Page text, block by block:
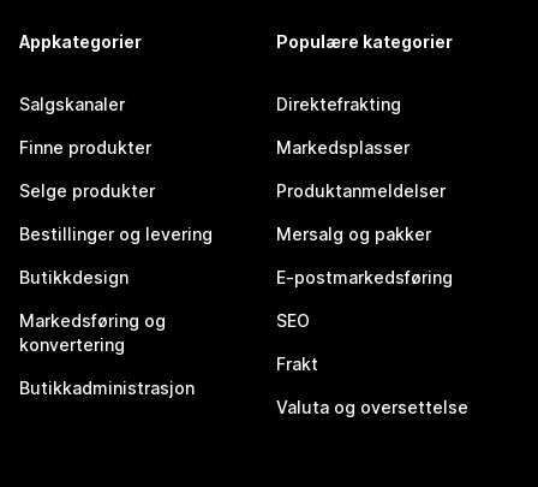
Appkategorier
Salgskanaler
Finne produkter
Selge produkter
Bestillinger og levering
Butikkdesign
Markedsføring og
konvertering
Butikkadministrasjon
Populære kategorier
Direktefrakting
Markedsplasser
Produktanmeldelser
Mersalg og pakker
E-postmarkedsføring
SEO
Frakt
Valuta og oversettelse